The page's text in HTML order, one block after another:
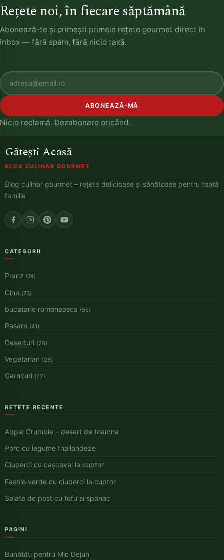
Rețete noi, în fiecare săptămână
Abonează-te și primești primele rețete gourmet direct în
inbox — fără spam, fără nicio taxă.
ABONEAZĂ-MĂ
Nicio reclamă. Dezabonare oricând.
Gătești Acasă
BLOG CULINAR GOURMET
Blog culinar gourmet – rețete delicioase și sănătoase pentru toată
familia
CATEGORII
Pranz (74)
Cina (73)
bucatarie romaneasca (55)
Pasare (41)
Deserturi (26)
Vegetarian (26)
Garnituri (22)
REȚETE RECENTE
Apple Crumble – desert de toamna
Porc cu legume thailandeze
Ciuperci cu cașcaval la cuptor
Fasole verde cu ciuperci la cuptor
Salata de post cu tofu si spanac
PAGINI
Bunătăți pentru Mic Dejun